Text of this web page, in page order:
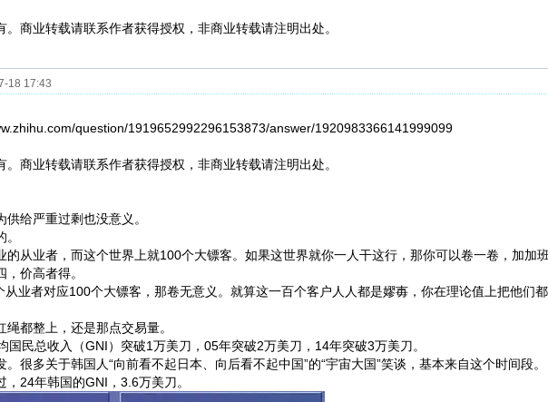
。商业转载请联系作者获得授权，非商业转载请注明出处。
18 17:43
question/1919652992296153873/answer/1920983366141999099
。商业转载请联系作者获得授权，非商业转载请注明出处。
供给严重过剩也没意义。
的从业者，而这个世界上就100个大镖客。如果这世界就你一人干这行，那你可以卷一卷，加加
价高者得。
从业者对应100个大镖客，那卷无意义。就算这一百个客户人人都是嫪毐，你在理论值上把他们
绳都整上，还是那点交易量。
国民总收入（GNI）突破1万美刀，05年突破2万美刀，14年突破3万美刀。
。很多关于韩国人“向前看不起日本、向后看不起中国”的“宇宙大国”笑谈，基本来自这个时间段。
，24年韩国的GNI，3.6万美刀。